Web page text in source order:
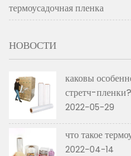
термоусадочная пленка
НОВОСТИ
каковы
стретч-пленки?
2022-05-29
что такое
2022-04-14